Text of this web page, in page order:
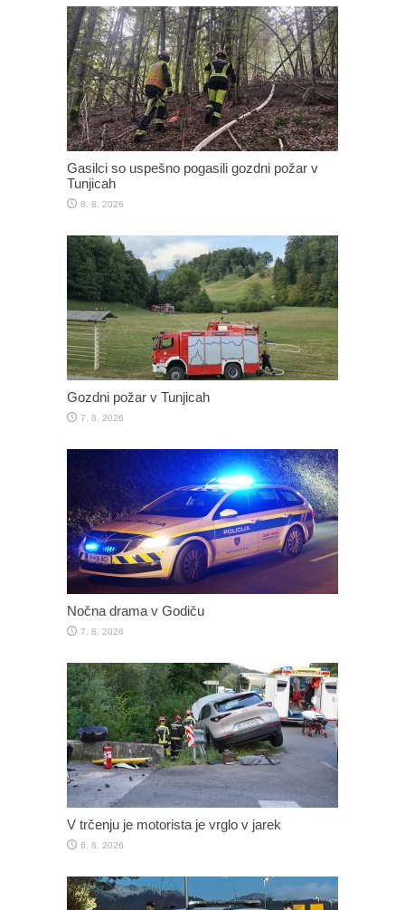
Gasilci so uspešno pogasili gozdni požar v
Tunjicah
8. 8. 2026
Gozdni požar v Tunjicah
7. 8. 2026
Nočna drama v Godiču
7. 8. 2026
V trčenju je motorista je vrglo v jarek
6. 8. 2026